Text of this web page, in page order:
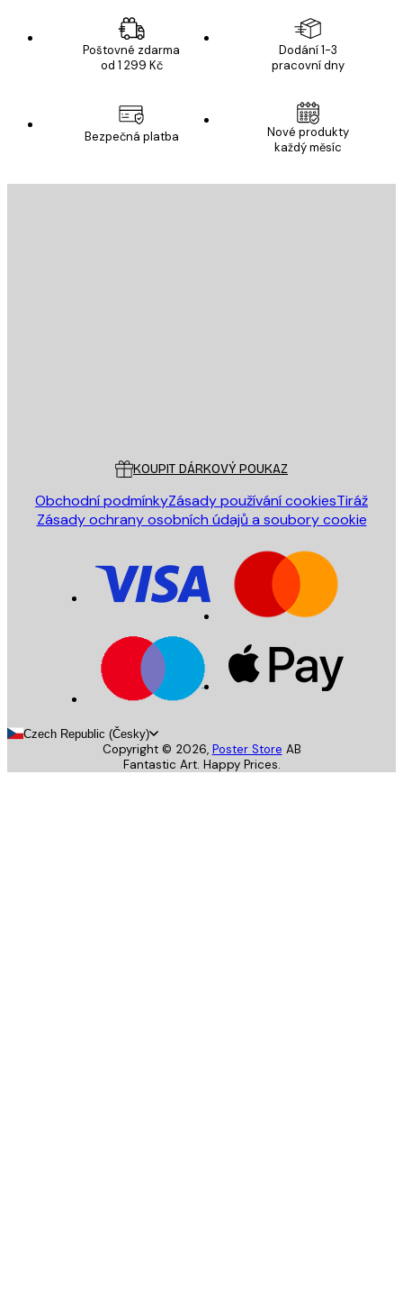
Poštovné zdarma
od 1 299 Kč
Dodání 1-3
pracovní dny
Bezpečná platba
Nové produkty
každý měsíc
KOUPIT DÁRKOVÝ POUKAZ
Obchodní podmínkyZásady používání cookiesTiráž
Zásady ochrany osobních údajů a soubory cookie
Czech Republic (Česky)
Copyright © 2026, Poster Store AB
Fantastic Art. Happy Prices.